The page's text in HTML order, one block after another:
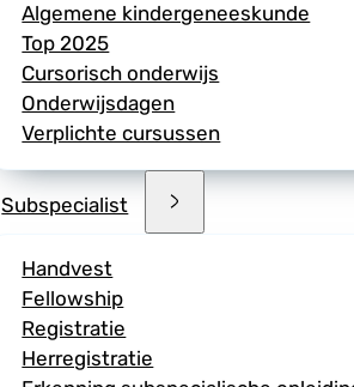
Algemene kindergeneeskunde
Top 2025
Cursorisch onderwijs
Onderwijsdagen
Verplichte cursussen
Subspecialist
Handvest
Fellowship
Registratie
Herregistratie